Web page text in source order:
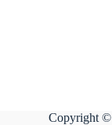
Copyright ©